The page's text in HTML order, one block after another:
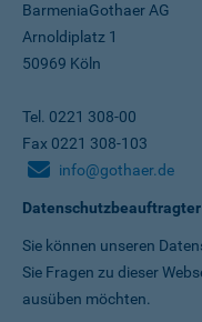
BarmeniaGothaer AG
Arnoldiplatz 1
50969 Köln
Tel. 0221 308-00
Fax 0221 308-103
info@gothaer.de
Datenschutzbeauftragter
Sie können unseren
Sie Fragen zu dieser
ausüben möchten.